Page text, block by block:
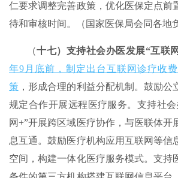
仁要求调整完善政策，优化医保定点前
待和审核时间。（国家医保局会同各地
（十七）支持社会办医发展“互联
年9月底前，制定出台互联网诊疗收
策 ，形成合理的利益分配机制。鼓励公
规定合作开展远程医疗服务。支持社
网+”开展跨区域医疗协作，与医联体开
息互通。鼓励医疗机构应用互联网等信
空间，构建一体化医疗服务模式。支持